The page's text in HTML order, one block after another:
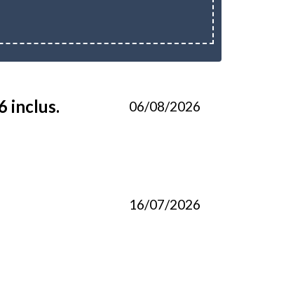
inclus.
06/08/2026
16/07/2026